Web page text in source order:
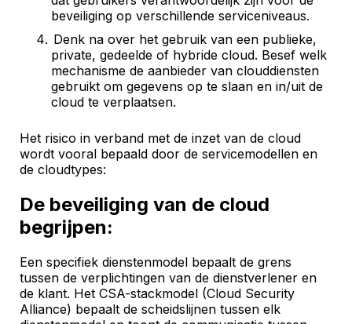
beveiliging op verschillende serviceniveaus.
Denk na over het gebruik van een publieke,
private, gedeelde of hybride cloud. Besef welk
mechanisme de aanbieder van clouddiensten
gebruikt om gegevens op te slaan en in/uit de
cloud te verplaatsen.
Het risico in verband met de inzet van de cloud
wordt vooral bepaald door de servicemodellen en
de cloudtypes:
De beveiliging van de cloud
begrijpen:
Een specifiek dienstenmodel bepaalt de grens
tussen de verplichtingen van de dienstverlener en
de klant. Het CSA-stackmodel (Cloud Security
Alliance) bepaalt de scheidslijnen tussen elk